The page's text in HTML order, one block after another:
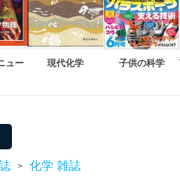
ュー
現代化学 子供の科学
> 化学 雑誌